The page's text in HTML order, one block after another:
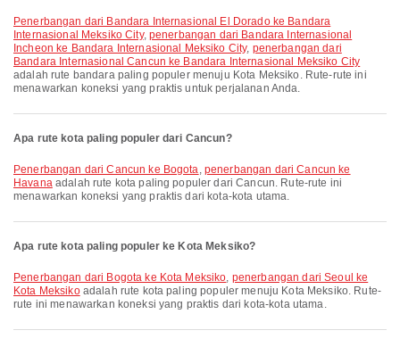
penerbangan dari Bandara Internasional El Dorado ke Bandara
Internasional Meksiko City, penerbangan dari Bandara Internasional
Incheon ke Bandara Internasional Meksiko City, penerbangan dari
Bandara Internasional Cancun ke Bandara Internasional Meksiko City
adalah rute bandara paling populer menuju Kota Meksiko. Rute-rute ini
menawarkan koneksi yang praktis untuk perjalanan Anda.
Apa rute kota paling populer dari Cancun?
penerbangan dari Cancun ke Bogota, penerbangan dari Cancun ke
Havanaadalah rute kota paling populer dari Cancun. Rute-rute ini
menawarkan koneksi yang praktis dari kota-kota utama.
Apa rute kota paling populer ke Kota Meksiko?
penerbangan dari Bogota ke Kota Meksiko, penerbangan dari Seoul ke
Kota Meksikoadalah rute kota paling populer menuju Kota Meksiko. Rute-
rute ini menawarkan koneksi yang praktis dari kota-kota utama.